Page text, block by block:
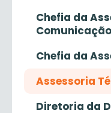
Chefia da
Comunicação
Chefia da
Assessoria
Diretoria da